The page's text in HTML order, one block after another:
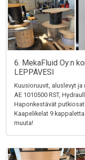
6. MekaFluid Oy:n
LEPPÄVESI
Kuusioruuvit, aluslevyt ja
AE 1010500 RST,
Haponkestävät
Kaapelikelat 9
muuta!